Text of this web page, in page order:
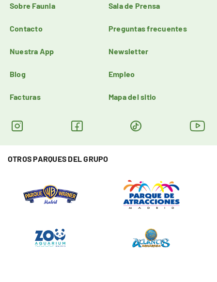
Sobre Faunia Sala de Prensa
Contacto Preguntas frecuentes
Nuestra App Newsletter
Blog Empleo
Facturas Mapa del sitio
OTROS PARQUES DEL GRUPO